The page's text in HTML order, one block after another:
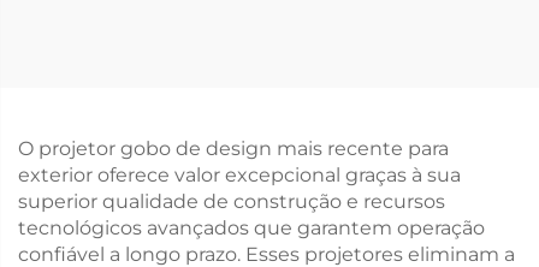
O projetor gobo de design mais recente para
exterior oferece valor excepcional graças à sua
superior qualidade de construção e recursos
tecnológicos avançados que garantem operação
confiável a longo prazo. Esses projetores eliminam a